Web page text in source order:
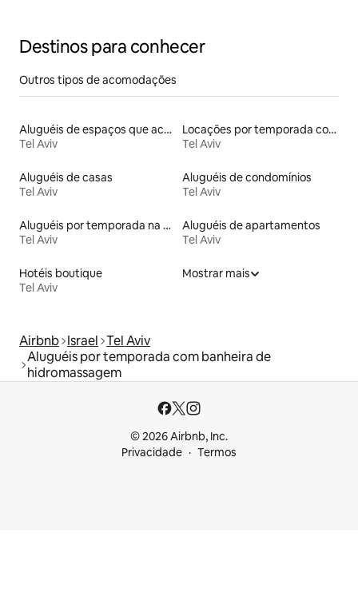
Destinos para conhecer
Outros tipos de acomodações
Aluguéis de espaços que aceitam animais de estimação
Tel Aviv
Locações por temporada com piscina
Tel Aviv
Aluguéis de casas
Tel Aviv
Aluguéis de condomínios
Tel Aviv
Aluguéis por temporada na orla
Tel Aviv
Aluguéis de apartamentos
Tel Aviv
Hotéis boutique
Tel Aviv
Mostrar mais
Airbnb Israel Tel Aviv
Aluguéis por temporada com banheira de
hidromassagem
© 2026 Airbnb, Inc.
Privacidade
Termos